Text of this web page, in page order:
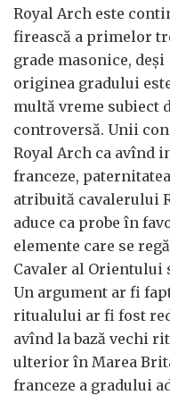
Royal Arch este
firească a primelor
grade masonice, deși
originea gradului
multă vreme subiect
controversă. Unii
Royal Arch ca avînd
franceze,
atribuită cavalerului
aduce ca probe în
elemente care se
Cavaler al Orientului
Un argument ar fi
ritualului ar fi fost
avînd la bază vechi
ulterior în Marea
franceze a gradului